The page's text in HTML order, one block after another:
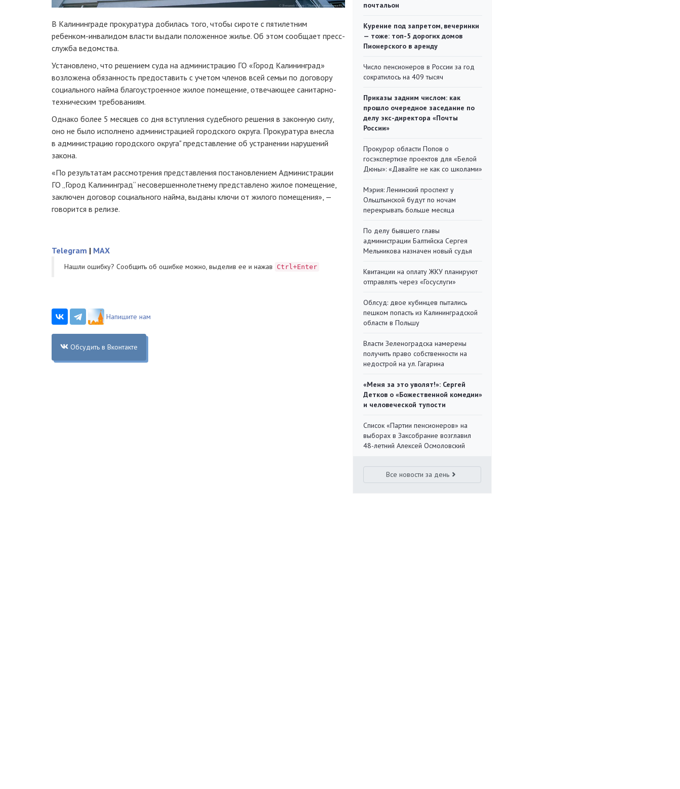
В Калининграде прокуратура добилась того, чтобы сироте с пятилетним
ребенком-инвалидом власти выдали положенное жилье. Об этом сообщает пресс-
служба ведомства.
Установлено, что решением суда на администрацию ГО «Город Калининград»
возложена обязанность предоставить с учетом членов всей семьи по договору
социального найма благоустроенное жилое помещение, отвечающее санитарно-
техническим требованиям.
Однако более 5 месяцев со дня вступления судебного решения в законную силу,
оно не было исполнено администрацией городского округа. Прокуратура внесла
в администрацию городского округа" представление об устранении нарушений
закона.
«По результатам рассмотрения представления постановлением Администрации
ГО „Город Калининград“ несовершеннолетнему представлено жилое помещение,
заключен договор социального найма, выданы ключи от жилого помещения», —
говорится в релизе.
Telegram | MAX
Нашли ошибку? Cообщить об ошибке можно, выделив ее и нажав Ctrl+Enter
Напишите нам
Обсудить в Вконтакте
почтальон
Курение под запретом, вечеринки
— тоже: топ-5 дорогих домов
Пионерского в аренду
Число пенсионеров в России за год
сократилось на 409 тысяч
Приказы задним числом: как
прошло очередное заседание по
делу экс-директора «Почты
России»
Прокурор области Попов о
госэкспертизе проектов для «Белой
Дюны»: «Давайте не как со школами»
Мэрия: Ленинский проспект у
Ольштынской будут по ночам
перекрывать больше месяца
По делу бывшего главы
администрации Балтийска Сергея
Мельникова назначен новый судья
Квитанции на оплату ЖКУ планируют
отправлять через «Госуслуги»
Облсуд: двое кубинцев пытались
пешком попасть из Калининградской
области в Польшу
Власти Зеленоградска намерены
получить право собственности на
недострой на ул. Гагарина
«Меня за это уволят!»: Сергей
Детков о «Божественной комедии»
и человеческой тупости
Список «Партии пенсионеров» на
выборах в Заксобрание возглавил
48-летний Алексей Осмоловский
Все новости за день